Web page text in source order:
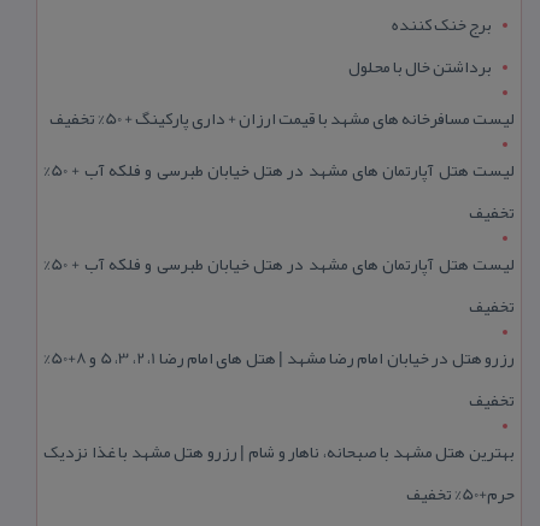
برج خنک کننده
برداشتن خال با محلول
لیست مسافرخانه های مشهد با قیمت ارزان + داری پارکینگ + 50% تخفیف
لیست هتل آپارتمان های مشهد در هتل خیابان طبرسی و فلکه آب + 50%
تخفیف
لیست هتل آپارتمان های مشهد در هتل خیابان طبرسی و فلکه آب + 50%
تخفیف
رزرو هتل در خیابان امام رضا مشهد | هتل‌ های امام رضا 1، 2، 3، 5 و 8+50%
تخفیف
بهترین هتل مشهد با صبحانه، ناهار و شام | رزرو هتل مشهد با غذا نزدیک
حرم+50% تخفیف